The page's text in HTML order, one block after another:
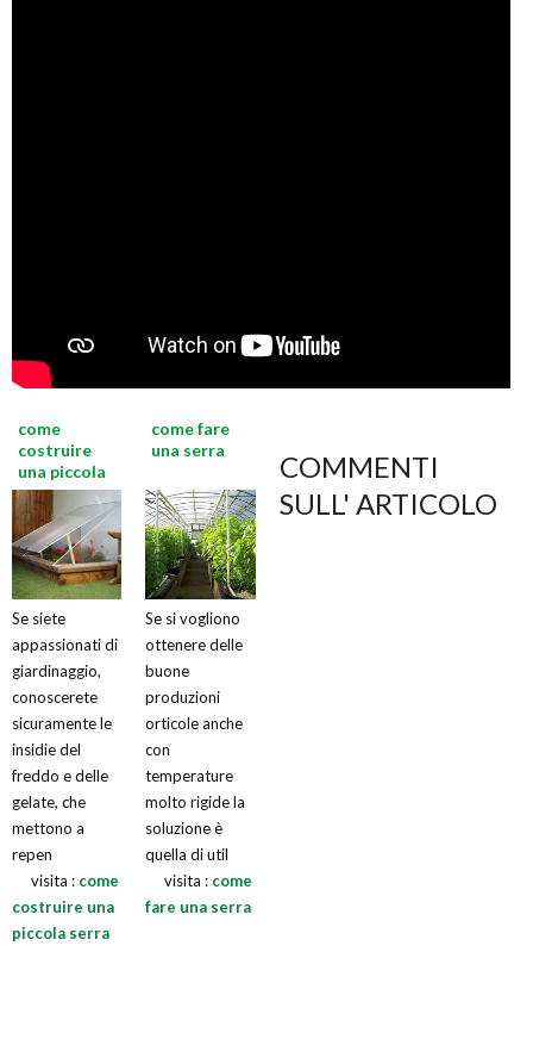
come
costruire
una piccola
serra
Se siete
appassionati di
giardinaggio,
conoscerete
sicuramente le
insidie del
freddo e delle
gelate, che
mettono a
repen
visita : come
costruire una
piccola serra
come fare
una serra
Se si vogliono
ottenere delle
buone
produzioni
orticole anche
con
temperature
molto rigide la
soluzione è
quella di util
visita : come
fare una serra
COMMENTI
SULL' ARTICOLO